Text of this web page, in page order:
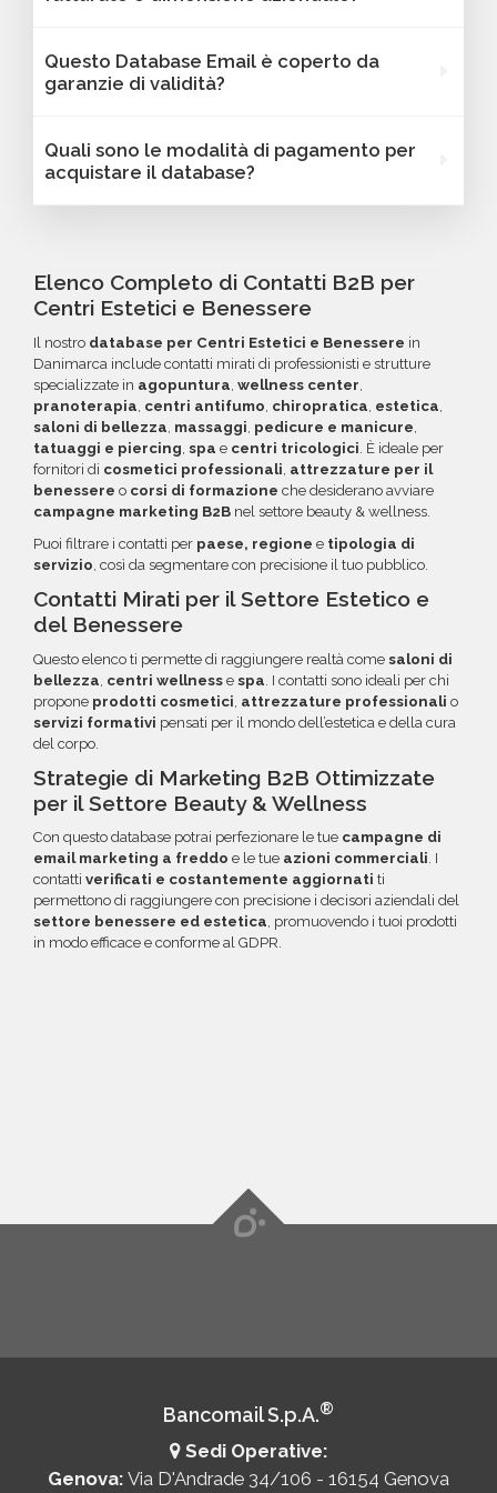
trovare dati come fatturato, numero di
dipendenti, link ai profili social e altre
e personalizzare le tue campagne B2B.
Beauty Center & estetica - Danimarca
possono essere filtrati in base a parametri
provincia, regione, CAP), numero di
dipendenti, fatturato, forma giuridica o altri
criteri specifici. Se online non trovi la
il target perfetto per la tua campagna.
Questo Database Email è coperto da
garanzie di validità?
database email Beauty Center & estetica -
Danimarca. Se riscontri indirizzi email non
validi entro 60 giorni dall'acquisto, potrai
tutti gli errori come email inesistenti o DNS
errati.
Quali sono le modalità di pagamento per
acquistare il database?
i circuiti protetti Banca Sella e PayPal. Inoltre,
per acquisti voluminosi, è possibile acquistare
maggiori informazioni su come sfruttare
questa opzione.
Elenco Completo di Contatti B2B per
Centri Estetici e Benessere
Il nostro database per Centri Estetici e Benessere in
Danimarca include contatti mirati di professionisti e strutture
specializzate in agopuntura, wellness center,
pranoterapia, centri antifumo, chiropratica, estetica,
saloni di bellezza, massaggi, pedicure e manicure,
tatuaggi e piercing, spa e centri tricologici. È ideale per
fornitori di cosmetici professionali, attrezzature per il
benessere o corsi di formazione che desiderano avviare
campagne marketing B2B nel settore beauty & wellness.
Puoi filtrare i contatti per paese, regione e tipologia di
servizio, così da segmentare con precisione il tuo pubblico.
Contatti Mirati per il Settore Estetico e
del Benessere
Questo elenco ti permette di raggiungere realtà come saloni di
bellezza centri wellness e spa . I contatti sono ideali per chi
propone prodotti cosmetici attrezzature professionali o
servizi formativi pensati per il mondo dell’estetica e della cura
del corpo.
Strategie di Marketing B2B Ottimizzate
per il Settore Beauty & Wellness
Con questo database potrai perfezionare le tue campagne di
email marketing a freddo e le tue azioni commerciali. I
contatti verificati e costantemente aggiornati ti
permettono di raggiungere con precisione i decisori aziendali del
settore benessere ed estetica, promuovendo i tuoi prodotti
in modo efficace e conforme al GDPR.
Bancomail S.p.A.®
Sedi Operative:
Genova: Via D'Andrade 34/106 - 16154 Genova